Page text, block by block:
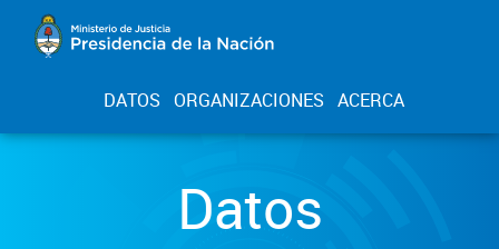
DATOS ORGANIZACIONES ACERCA
Datos